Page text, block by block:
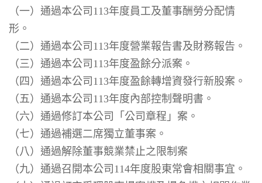
（一）通過本公司113年度員工及董事酬勞分配情
形。
（二）通過本公司113年度營業報告書及財務報告。
（三）通過本公司113年度盈餘分派案。
（四）通過本公司113年度盈餘轉增資發行新股案。
（五）通過本公司113年度內部控制聲明書。
（六）通過修訂本公司「公司章程」案。
（七）通過補選二席獨立董事案。
（八）通過解除董事競業禁止之限制案
（九）通過召開本公司114年度股東常會相關事宜。